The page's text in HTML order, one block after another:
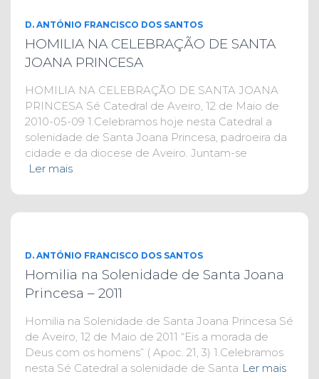
D. ANTÓNIO FRANCISCO DOS SANTOS
HOMILIA NA CELEBRAÇÃO DE SANTA
JOANA PRINCESA
HOMILIA NA CELEBRAÇÃO DE SANTA JOANA
PRINCESA Sé Catedral de Aveiro, 12 de Maio de
2010-05-09 1.Celebramos hoje nesta Catedral a
solenidade de Santa Joana Princesa, padroeira da
cidade e da diocese de Aveiro. Juntam-se
Ler mais
D. ANTÓNIO FRANCISCO DOS SANTOS
Homilia na Solenidade de Santa Joana
Princesa – 2011
Homilia na Solenidade de Santa Joana Princesa Sé
de Aveiro, 12 de Maio de 2011 “Eis a morada de
Deus com os homens” ( Apoc. 21, 3) 1.Celebramos
nesta Sé Catedral a solenidade de Santa Ler mais